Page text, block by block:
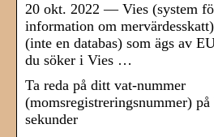
20 okt. 2022 — Vies (system
information om
(inte en databas) som ägs av
du söker i Vies …
Ta reda på ditt vat-nummer
(momsregistreringsnummer) på
sekunder